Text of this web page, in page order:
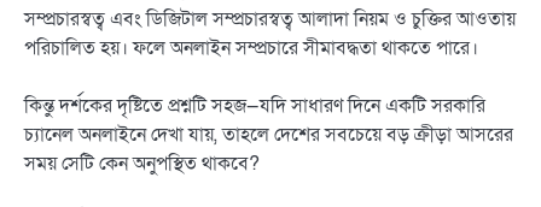
সম্প্রচারস্বত্ব এবং ডিজিটাল সম্প্রচারস্বত্ব আলাদা নিয়ম ও চুক্তির আওতায়
পরিচালিত হয়। ফলে অনলাইন সম্প্রচারে সীমাবদ্ধতা থাকতে পারে।
কিন্তু দর্শকের দৃষ্টিতে প্রশ্নটি সহজ—যদি সাধারণ দিনে একটি সরকারি
চ্যানেল অনলাইনে দেখা যায়, তাহলে দেশের সবচেয়ে বড় ক্রীড়া আসরের
সময় সেটি কেন অনুপস্থিত থাকবে?